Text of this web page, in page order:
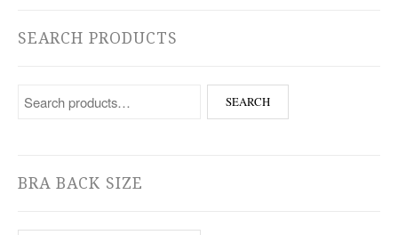
SEARCH PRODUCTS
SEARCH
BRA BACK SIZE